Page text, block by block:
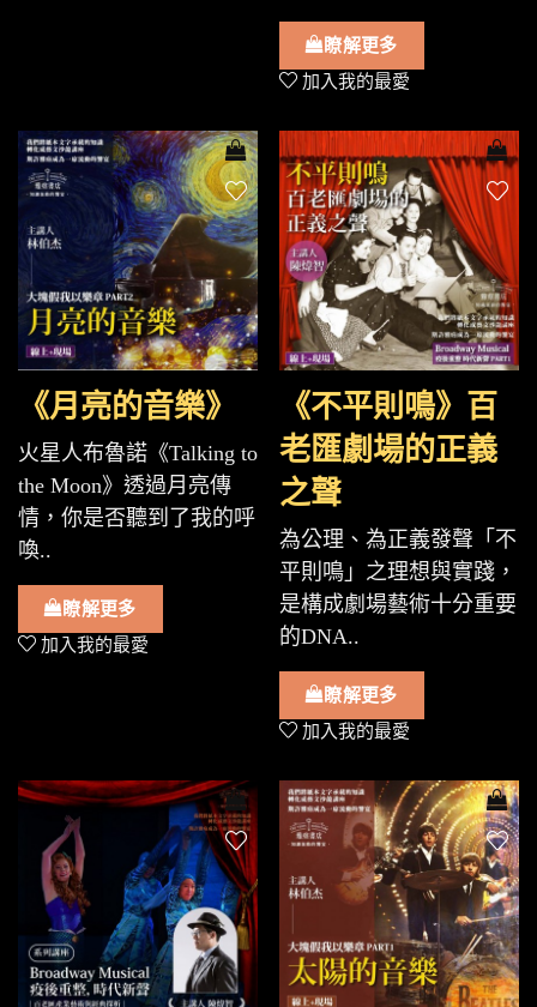
瞭解更多
加入我的最愛
《月亮的音樂》
火星人布魯諾《Talking to
the Moon》透過月亮傳
情，你是否聽到了我的呼
喚..
瞭解更多
加入我的最愛
《不平則鳴》百
老匯劇場的正義
之聲
為公理、為正義發聲「不
平則鳴」之理想與實踐，
是構成劇場藝術十分重要
的DNA..
瞭解更多
加入我的最愛